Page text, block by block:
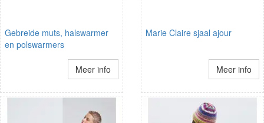
Gebreide muts, halswarmer
en polswarmers
Meer info
Marie Claire sjaal ajour
Meer info